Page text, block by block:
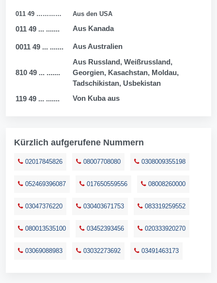
011 49 ………… Aus den USA
011 49 ... ....... Aus Kanada
0011 49 ... ....... Aus Australien
810 49 ... .......
Aus Russland, Weißrussland,
Georgien, Kasachstan, Moldau,
Tadschikistan, Usbekistan
119 49 ... .......
Von Kuba aus
Kürzlich aufgerufene Nummern
02017845826 08007708080 0308009355198
052469396087 017650559556 08008260000
03047376220 030403671753 083319259552
080013535100 03452393456 020333920270
03069088983 03032273692 03491463173